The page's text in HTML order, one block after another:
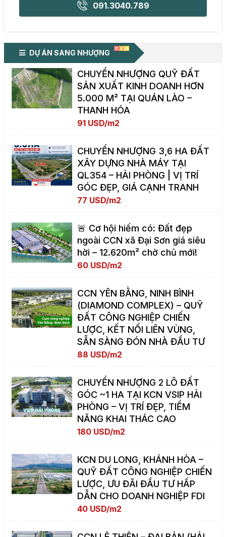
091.3040.789
DỰ ÁN SANG NHƯỢNG
CHUYỂN NHƯỢNG QUỸ ĐẤT
SẢN XUẤT KINH DOANH HƠN
5.000 M² TẠI QUÁN LÀO –
THANH HÓA
91 USD/m2
CHUYỂN NHƯỢNG 3,6 HA ĐẤT
XÂY DỰNG NHÀ MÁY TẠI
QL354 – HẢI PHÒNG | VỊ TRÍ
GÓC ĐẸP, GIÁ CẠNH TRANH
77 USD/m2
🚨 Cơ hội hiếm có: Đất đẹp
ngoài CCN xã Đại Sơn giá siêu
hời – 12.620m² chờ chủ mới!
60 USD/m2
CCN YÊN BẰNG, NINH BÌNH
(DIAMOND COMPLEX) – QUỸ
ĐẤT CÔNG NGHIỆP CHIẾN
LƯỢC, KẾT NỐI LIÊN VÙNG,
SẴN SÀNG ĐÓN NHÀ ĐẦU TƯ
88 USD/m2
CHUYỂN NHƯỢNG 2 LÔ ĐẤT
GÓC ~1 HA TẠI KCN VSIP HẢI
PHÒNG – VỊ TRÍ ĐẸP, TIỀM
NĂNG KHAI THÁC CAO
180 USD/m2
KCN DU LONG, KHÁNH HÒA –
QUỸ ĐẤT CÔNG NGHIỆP CHIẾN
LƯỢC, ƯU ĐÃI ĐẦU TƯ HẤP
DẪN CHO DOANH NGHIỆP FDI
40 USD/m2